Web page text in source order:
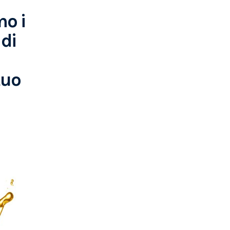
i